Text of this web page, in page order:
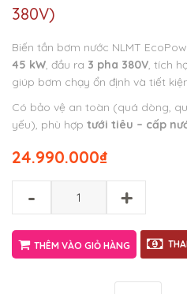
380V)
Biến tần bơm nước NLMT
45 kW, đầu ra 3 pha 380V, tích
giúp bơm chạy ổn định và tiết
Có bảo vệ an toàn (quá dòng,
yếu), phù hợp tưới tiêu – cấp
₫
24.990.000
- +
THÊM VÀO GIỎ HÀNG